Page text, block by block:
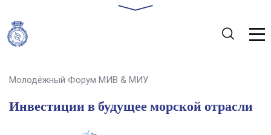
Молодёжный Форум МИВ & МИУ
Инвестиции в будущее морской отрасли